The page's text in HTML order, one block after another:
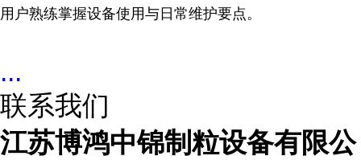
用户熟练掌握设备使用与日常维护要点。
...
联系我们
江苏博鸿中锦制粒设备有限公